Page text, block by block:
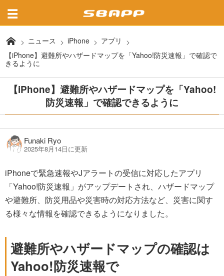
ニュース iPhone
アプリ
【iPhone】避難所やハザードマップを「Yahoo!防災速報」で確認で
きるように
【iPhone】避難所やハザードマップを「Yahoo!
防災速報」で確認できるように
Funaki Ryo
2025年8月14日に更新
iPhoneで緊急速報やJアラートの受信に対応したアプリ
「Yahoo!防災速報」がアップデートされ、ハザードマップ
や避難所、防災用品や災害時の対応方法など、災害に関す
る様々な情報を確認できるようになりました。
避難所やハザードマップの確認は
Yahoo!防災速報で